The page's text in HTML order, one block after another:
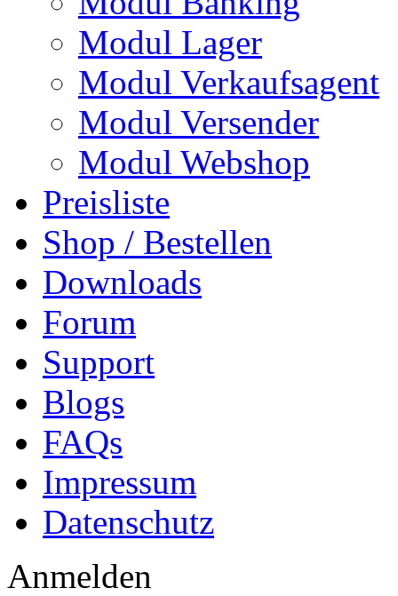
Modul Lager
Modul Verkaufsagent
Modul Versender
Modul Webshop
Preisliste
Shop / Bestellen
Downloads
Forum
Support
Blogs
FAQs
Impressum
Datenschutz
Anmelden